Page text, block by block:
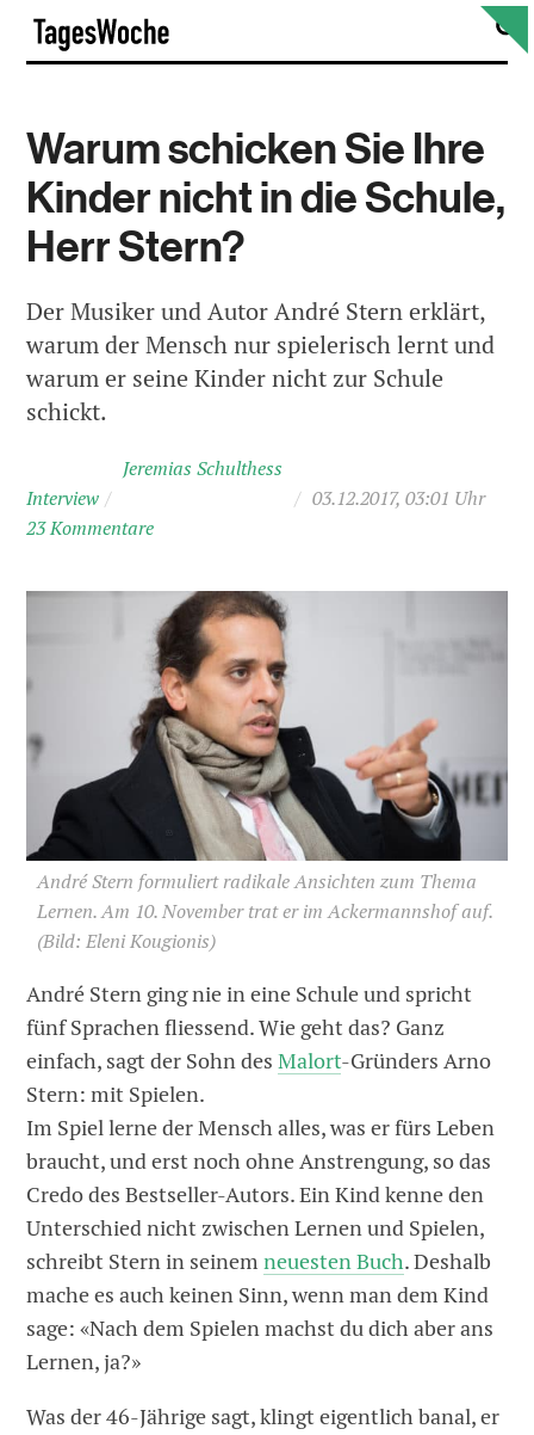
Skip
content
Warum schicken Sie Ihre
Kinder nicht in die Schule,
Herr Stern?
Der Musiker und Autor André Stern erklärt,
warum der Mensch nur spielerisch lernt und
warum er seine Kinder nicht zur Schule
schickt.
Interview /
Jeremias Schulthess
/ 03.12.2017, 03:01 Uhr
23 Kommentare
André Stern formuliert radikale Ansichten zum Thema
Lernen. Am 10. November trat er im Ackermannshof auf.
(Bild: Eleni Kougionis)
André Stern ging nie in eine Schule und spricht
fünf Sprachen fliessend. Wie geht das? Ganz
einfach, sagt der Sohn desMalort-Gründers Arno
Stern: mit Spielen.
Im Spiel lerne der Mensch alles, was er fürs Leben
braucht, und erst noch ohne Anstrengung, so das
Credo des Bestseller-Autors. Ein Kind kenne den
Unterschied nicht zwischen Lernen und Spielen,
schreibt Stern in seinemneuesten Buch. Deshalb
mache es auch keinen Sinn, wenn man dem Kind
sage: «Nach dem Spielen machst du dich aber ans
Lernen, ja?»
Was der 46-Jährige sagt, klingt eigentlich banal, er